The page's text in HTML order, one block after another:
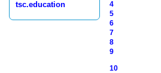
tsc.education
4
5
6
7
8
9
10